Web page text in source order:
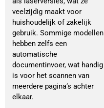
veelzijdig maakt voor
huishoudelijk of zakelijk
gebruik. Sommige modellen
hebben zelfs een
automatische
documentinvoer, wat handig
is voor het scannen van
meerdere pagina’s achter
elkaar.